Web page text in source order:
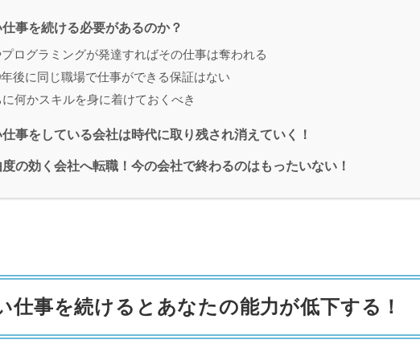
事を続ける必要があるのか？
ログラミングが発達すればその仕事は奪われる
後に同じ職場で仕事ができる保証はない
何かスキルを身に着けておくべき
事をしている会社は時代に取り残され消えていく！
度の効く会社へ転職！今の会社で終わるのはもったいない！
仕事を続けるとあなたの能力が低下する！